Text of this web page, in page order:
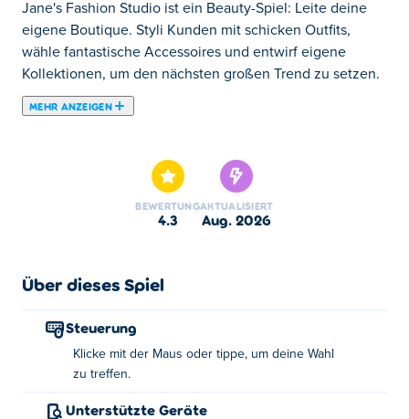
Jane's Fashion Studio ist ein Beauty-Spiel: Leite deine
eigene Boutique. Styli Kunden mit schicken Outfits,
wähle fantastische Accessoires und entwirf eigene
Kollektionen, um den nächsten großen Trend zu setzen.
MEHR ANZEIGEN
einzigartige Charaktere mit unzähligen Outfits, Frisuren
und Accessoires, entdecke ihre persönlichen
Geschichten im Story-Modus und hilf ihnen, durch Mode
Herausforderungsmodus und erlebe lustige Momente,
und Komplimente in deinem In-Game-Feed erhalten. Bist
du bereit, umwerfende Looks zu kreieren und jede
Geschichte mit Stil zu gestalten?
Wie spielt man Jane's Fashion Studio?
BEWERTUNG
4.3
AKTUALISIERT
Aug. 2026
Über dieses Spiel
Steuerung
Klicke mit der Maus oder tippe, um deine Wahl
zu treffen.
Unterstützte Geräte